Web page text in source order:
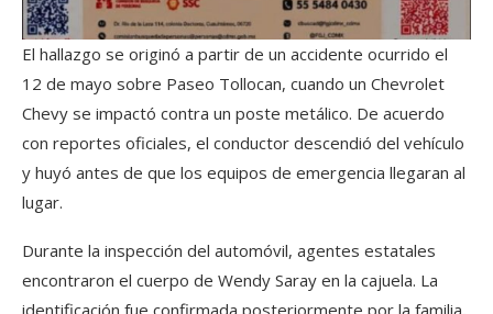
El hallazgo se originó a partir de un accidente ocurrido el
12 de mayo sobre Paseo Tollocan, cuando un Chevrolet
Chevy se impactó contra un poste metálico. De acuerdo
con reportes oficiales, el conductor descendió del vehículo
y huyó antes de que los equipos de emergencia llegaran al
lugar.
Durante la inspección del automóvil, agentes estatales
encontraron el cuerpo de Wendy Saray en la cajuela. La
identificación fue confirmada posteriormente por la familia,